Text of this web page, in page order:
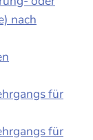
nach
für
für